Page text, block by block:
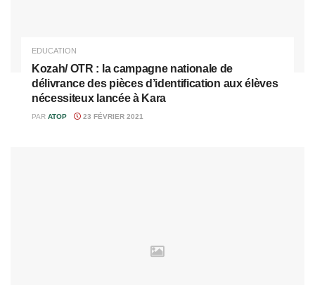
EDUCATION
Kozah/ OTR : la campagne nationale de
délivrance des pièces d’identification aux élèves
nécessiteux lancée à Kara
PAR ATOP 23 FÉVRIER 2021